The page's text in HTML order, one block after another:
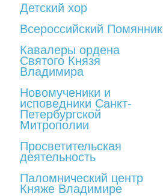
Детский хор
Всероссийский Помянник
Кавалеры ордена
Святого Князя
Владимира
Новомученики и
исповедники Санкт-
Петербургской
Митрополии
Просветительская
деятельность
Паломнический центр
Княже Владимире